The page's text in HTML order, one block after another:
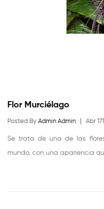
Flor Murciélago
Posted By Admin Admin Abr
Se trata de una de las
mundo, con una apariencia